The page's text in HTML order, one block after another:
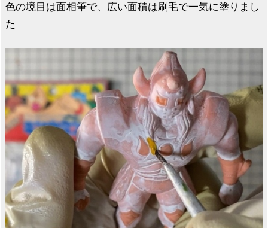
色の境目は面相筆で、広い面積は刷毛で一気に塗りまし
た